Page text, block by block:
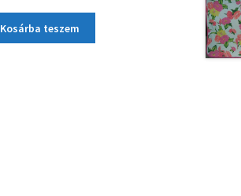
Kosárba teszem